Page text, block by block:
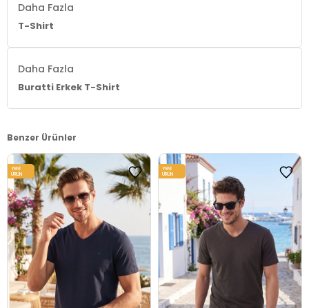
Daha Fazla
T-Shirt
Daha Fazla
Buratti Erkek T-Shirt
Benzer Ürünler
YENI
ÜRÜN
YENI
ÜRÜN